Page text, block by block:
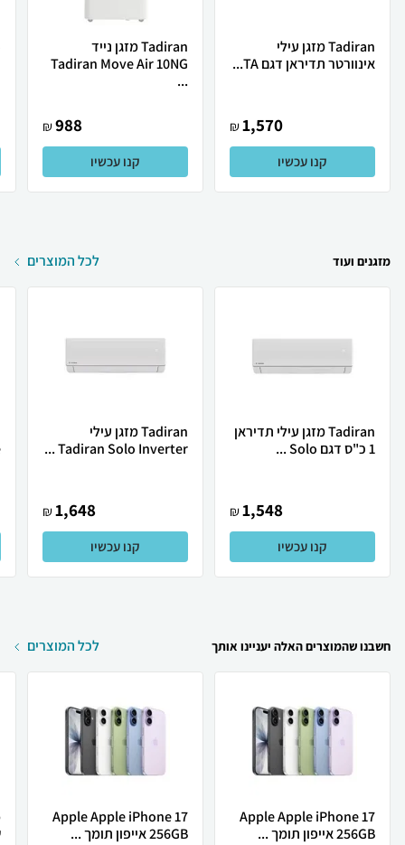
Tadiran מזגן עילי
אינוורטר תדיראן דגם TA...
1,570
₪
קנו עכשיו
Tadiran מזגן נייד
Tadiran Move Air 10NG
...
988
₪
קנו עכשיו
מזגנים ועוד לכל המוצרים
Tadiran מזגן עילי תדיראן
1 כ"ס דגם Solo ...
1,548
₪
קנו עכשיו
Tadiran מזגן עילי
Tadiran Solo Inverter ...
1,648
₪
קנו עכשיו
חשבנו שהמוצרים האלה יעניינו אותך לכל המוצרים
Apple Apple iPhone 17
256GB אייפון תומך ...
Apple Apple iPhone 17
256GB אייפון תומך ...